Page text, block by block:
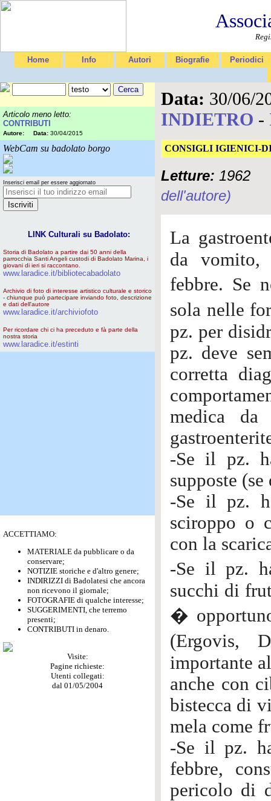
Home Info Autori Biografie Periodici
Articolo meno letto:
CONTRIBUTI
Autore: Data: 30/04/2015
WebCam su badolato borgo
Inserisci email per essere aggiornato
LINK Culturali su Badolato:
Storia di Badolato a partire dai 50 anni della
parrocchia Santi Angeli custodi di Badolato Marina, i
giovani di ieri si raccontano.
www.laradice.it/bibliotecabadolato
Archivio di foto di interesse artistico culturale e storico
- chiunque può partecipare inviando foto, descrizione
e dati dell'autore
www.laradice.it/archiviofoto
Per ricordare chi ci ha preceduto e fà parte della
nostra storia
www.laradice.it/estinti
ACCETTIAMO:
MATERIALE da pubblicare o da
conservare;
NOTIZIE storiche e d'altro genere;
INDIRIZZI di Badolatesi che ancora
non ricevono il giornale;
FOTOGRAFIE di qualche interesse;
SUGGERIMENTI, che terremo
presenti;
CONTRIBUTI in denaro.
Visite:
Pagine richieste:
Utenti collegati:
dal 01/05/2004
Data: 30/06/
INDIETRO -
CONSIGLI IGIENICI-
Letture: 1962
dell'autore)
La
da vomito,
febbre. Se
sola nelle
pz. per
pz. deve
corretta
medica da
-Se il pz.
supposte
-Se il pz.
sciroppo o
con la
-Se il pz.
succhi di
�
(Ergovis,
importante
anche con
bistecca di
mela come
-Se il pz.
febbre,
pericolo di